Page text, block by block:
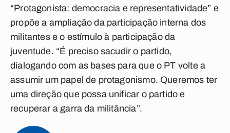
“Protagonista: democracia e representatividade” e
propõe a ampliação da participação interna dos
militantes e o estímulo à participação da
juventude. “É preciso sacudir o partido,
dialogando com as bases para que o PT volte a
assumir um papel de protagonismo. Queremos ter
uma direção que possa unificar o partido e
recuperar a garra da militância”.